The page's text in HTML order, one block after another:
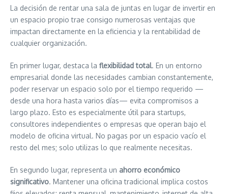
La decisión de rentar una sala de juntas en lugar de invertir en
un espacio propio trae consigo numerosas ventajas que
impactan directamente en la eficiencia y la rentabilidad de
cualquier organización.
En primer lugar, destaca la flexibilidad total. En un entorno
empresarial donde las necesidades cambian constantemente,
poder reservar un espacio solo por el tiempo requerido —
desde una hora hasta varios días— evita compromisos a
largo plazo. Esto es especialmente útil para startups,
consultores independientes o empresas que operan bajo el
modelo de oficina virtual. No pagas por un espacio vacío el
resto del mes; solo utilizas lo que realmente necesitas.
En segundo lugar, representa un ahorro económico
significativo. Mantener una oficina tradicional implica costos